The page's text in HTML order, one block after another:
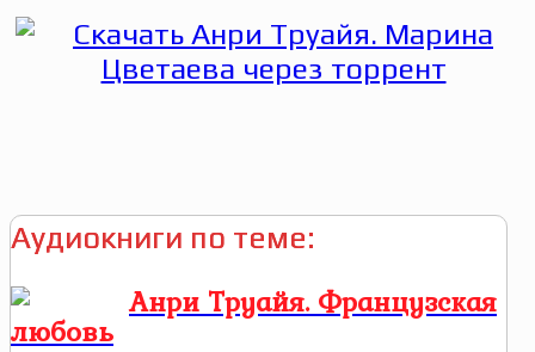
Аудиокниги по теме:
Анри Труайя. Французская
любовь